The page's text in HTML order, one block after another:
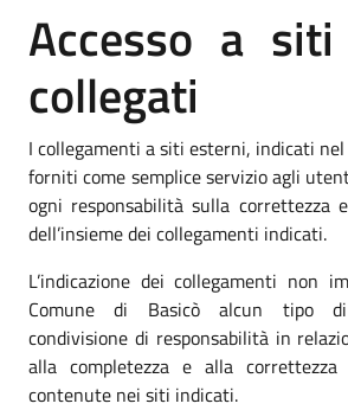
Accesso a
collegati
I collegamenti a siti esterni, indicati
forniti come semplice servizio agli
ogni responsabilità sulla correttezza
dell’insieme dei collegamenti indicati.
L’indicazione dei collegamenti non
Comune di Basicò alcun tipo
condivisione di responsabilità in
alla completezza e alla correttezza
contenute nei siti indicati.